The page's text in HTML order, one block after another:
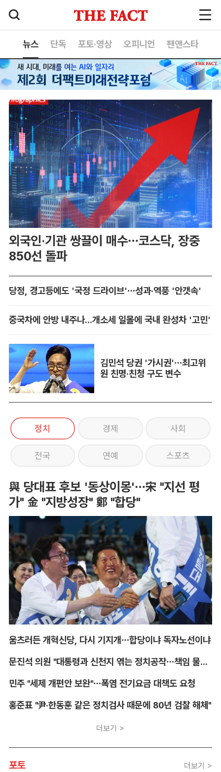
뉴스 단독 포토·영상 오피니언 팬앤스타
외국인·기관 쌍끌이 매수…코스닥, 장중
850선 돌파
당정, 경고등에도 '국정 드라이브'…성과·역풍 '안갯속'
중국차에 안방 내주나...개소세 일몰에 국내 완성차 '고민'
김민석 당권 '가시권'…최고위
원 친명·친청 구도 변수
정치 경제 사회
전국 연예 스포츠
與 당대표 후보 '동상이몽'…宋 "지선 평
가" 金 "지방성장" 鄭 "합당"
움츠러든 개혁신당, 다시 기지개…합당이냐 독자노선이냐
문진석 의원 "대통령과 신천지 엮는 정치공작…책임 물어야"
민주 "세제 개편안 보완"…폭염 전기요금 대책도 요청
홍준표 "尹·한동훈 같은 정치검사 때문에 80년 검찰 해체"
더보기 >
포토 더보기 >